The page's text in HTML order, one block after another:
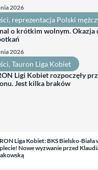
2026
, reprezentacja Polski
o krótkim wolnym. Okazja
2026
, Tauron Liga Kobiet
Ligi Kobiet rozpoczęły
Jest kilka braków
Liga Kobiet: BKS Bielsko-
Nowe wyzwanie przed